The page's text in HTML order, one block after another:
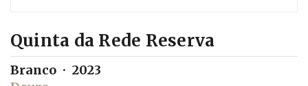
Quinta da Rede Reserva
Branco
2023